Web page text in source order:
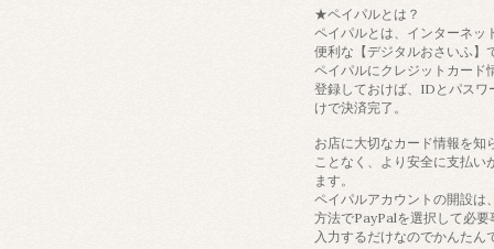
★ペイパルとは？
ペイパルとは、インターネッ
便利な【デジタルおさいふ】
ペイパルにクレジットカード
登録しておけば、IDとパスワ
けで決済完了。
お店に大切なカード情報を知
ことなく、より安全に支払い
ます。
ペイパルアカウントの開設は
方法でPayPalを選択して必要
入力するだけなのでかんたん